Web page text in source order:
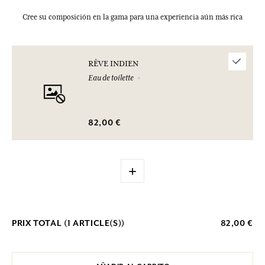
Cree su composición en la gama para una experiencia aún más rica
RÊVE INDIEN
Eau de toilette
82,00 €
+
PRIX TOTAL (1 ARTICLE(S)) 82,00 €